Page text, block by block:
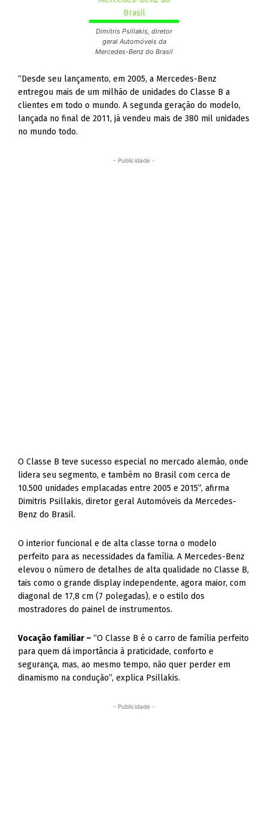
Dimitris Psillakis, diretor
geral Automóveis da
Mercedes-Benz do Brasil
“Desde seu lançamento, em 2005, a Mercedes-Benz
entregou mais de um milhão de unidades do Classe B a
clientes em todo o mundo. A segunda geração do modelo,
lançada no final de 2011, já vendeu mais de 380 mil unidades
no mundo todo.
- Publicidade -
O Classe B teve sucesso especial no mercado alemão, onde
lidera seu segmento, e também no Brasil com cerca de
10.500 unidades emplacadas entre 2005 e 2015”, afirma
Dimitris Psillakis, diretor geral Automóveis da Mercedes-
Benz do Brasil.
O interior funcional e de alta classe torna o modelo
perfeito para as necessidades da família. A Mercedes-Benz
elevou o número de detalhes de alta qualidade no Classe B,
tais como o grande display independente, agora maior, com
diagonal de 17,8 cm (7 polegadas), e o estilo dos
mostradores do painel de instrumentos.
Vocação familiar –“O Classe B é o carro de família perfeito
para quem dá importância à praticidade, conforto e
segurança, mas, ao mesmo tempo, não quer perder em
dinamismo na condução”, explica Psillakis.
- Publicidade -